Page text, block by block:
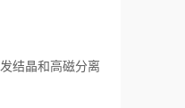
结晶和高磁分离